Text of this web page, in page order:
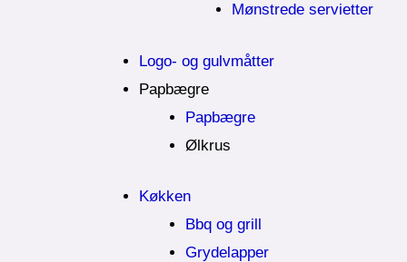
Mønstrede servietter
Logo- og gulvmåtter
Papbægre
Papbægre
Ølkrus
Køkken
Bbq og grill
Grydelapper